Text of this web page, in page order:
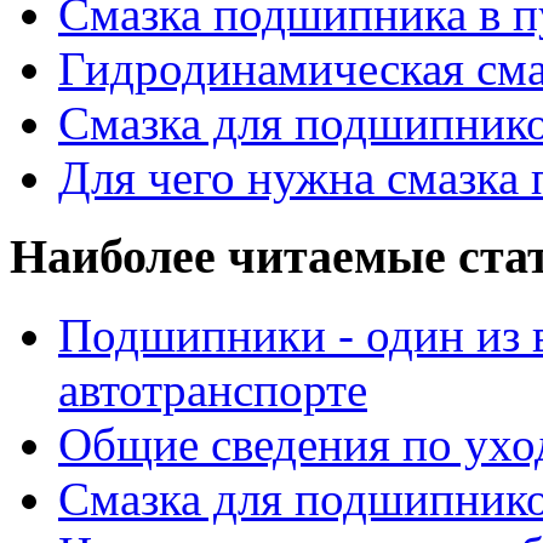
Смазка подшипника в
Гидродинамическая
Смазка для
Для чего нужна
Наиболее читаемые
Подшипники - один из
автотранспорте
Общие сведения по
Смазка для